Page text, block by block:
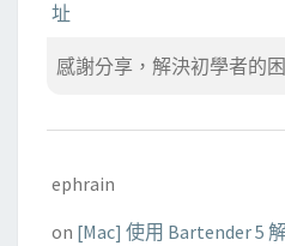
址
感謝分享，解決初學者的
ephrain
on [Mac] 使用 Bartender 5